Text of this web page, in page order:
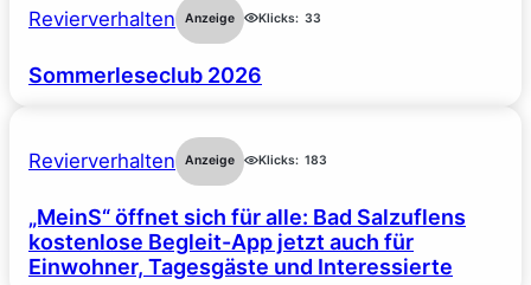
Revierverhalten Anzeige Klicks: 33
Sommerleseclub 2026
Revierverhalten Anzeige Klicks: 183
„MeinS“ öffnet sich für alle: Bad Salzuflens
kostenlose Begleit-App jetzt auch für
Einwohner, Tagesgäste und Interessierte